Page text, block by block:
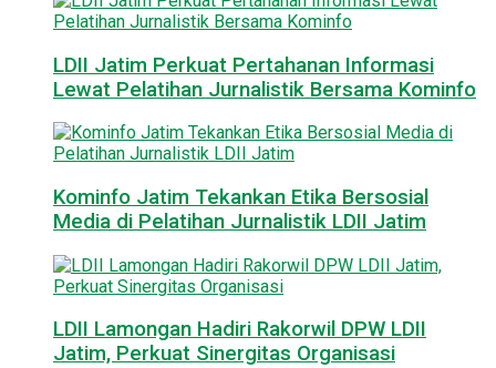
LDII Jatim Perkuat Pertahanan Informasi
Lewat Pelatihan Jurnalistik Bersama Kominfo
Kominfo Jatim Tekankan Etika Bersosial
Media di Pelatihan Jurnalistik LDII Jatim
LDII Lamongan Hadiri Rakorwil DPW LDII
Jatim, Perkuat Sinergitas Organisasi